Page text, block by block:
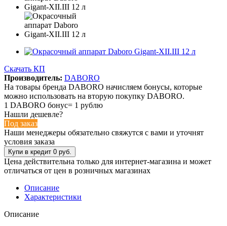
Скачать КП
Производитель: DABORO
На товары бренда DABORO начисляем бонусы, которые
можно использовать на вторую покупку DABORO.
1 DABORO бонус= 1 рублю
Нашли дешевле?
Под заказ
Наши менеджеры обязательно свяжутся с вами и уточнят
условия заказа
Цена действительна только для интернет-магазина и может
отличаться от цен в розничных магазинах
Описание
Характеристики
Описание